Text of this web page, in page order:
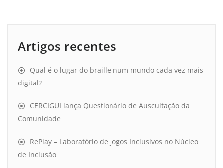
Artigos recentes
Qual é o lugar do braille num mundo cada vez mais
digital?
CERCIGUI lança Questionário de Auscultação da
Comunidade
RePlay – Laboratório de Jogos Inclusivos no Núcleo
de Inclusão